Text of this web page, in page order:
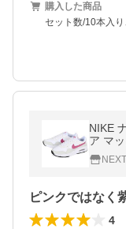
購入した商品
セット数/10本入
NIKE
ア マ
トフュ
ピンクではなく
4